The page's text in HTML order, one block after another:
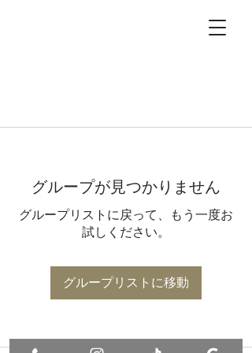
グループが見つかりません
グループリストに戻って、もう一度お
試しください。
グループリストに移動